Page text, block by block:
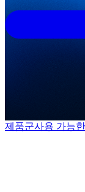
제품군사용 가능